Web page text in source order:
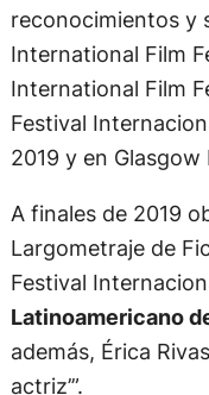
reconocimientos y
International Film
International Film
Festival
2019 y en
A finales de 2019
Largometraje de
Festival
Latinoamericano
además, Érica
actriz’”.